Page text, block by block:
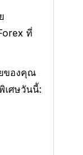
ที่
ของคุณ
เศษวันนี้: